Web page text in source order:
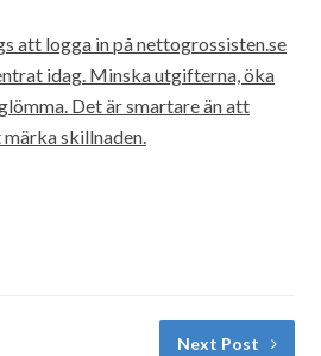
att logga in på nettogrossisten.se
idag. Minska utgifterna, öka
Det är smartare än att
skillnaden.
Next Post